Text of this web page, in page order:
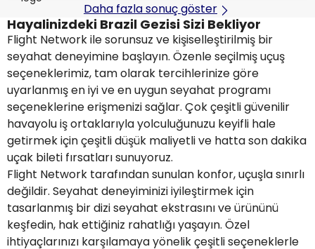
Daha fazla sonuç göster
Hayalinizdeki Brazil Gezisi Sizi Bekliyor
Flight Network ile sorunsuz ve kişiselleştirilmiş bir
seyahat deneyimine başlayın. Özenle seçilmiş uçuş
seçeneklerimiz, tam olarak tercihlerinize göre
uyarlanmış en iyi ve en uygun seyahat programı
seçeneklerine erişmenizi sağlar. Çok çeşitli güvenilir
havayolu iş ortaklarıyla yolculuğunuzu keyifli hale
getirmek için çeşitli düşük maliyetli ve hatta son dakika
uçak bileti fırsatları sunuyoruz.
Flight Network tarafından sunulan konfor, uçuşla sınırlı
değildir. Seyahat deneyiminizi iyileştirmek için
tasarlanmış bir dizi seyahat ekstrasını ve ürününü
keşfedin, hak ettiğiniz rahatlığı yaşayın. Özel
ihtiyaçlarınızı karşılamaya yönelik çeşitli seçeneklerle